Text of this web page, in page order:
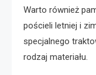
Warto również
pościeli letniej i
specjalnego
rodzaj materiału.